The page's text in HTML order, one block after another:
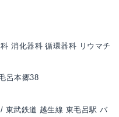
消化器科 循環器科 リウマチ
呂本郷38
東武鉄道 越生線 東毛呂駅 バ